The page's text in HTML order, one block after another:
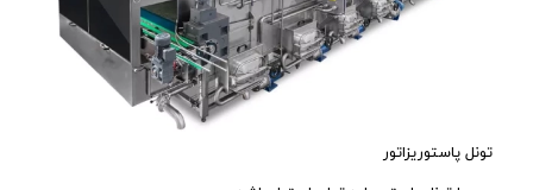
تونل پاستوریزاتور